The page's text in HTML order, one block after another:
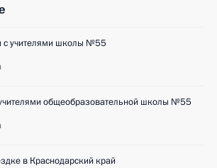
с учителями школы №55
учителями общеобразовательной школы №55
в Краснодарский край